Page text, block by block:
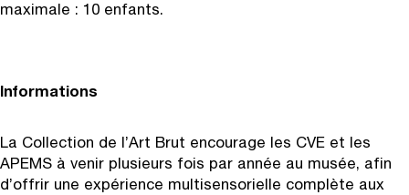
maximale : 10 enfants.
Informations
La Collection de l’Art Brut encourage les CVE et les
APEMS à venir plusieurs fois par année au musée, afin
d’offrir une expérience multisensorielle complète aux